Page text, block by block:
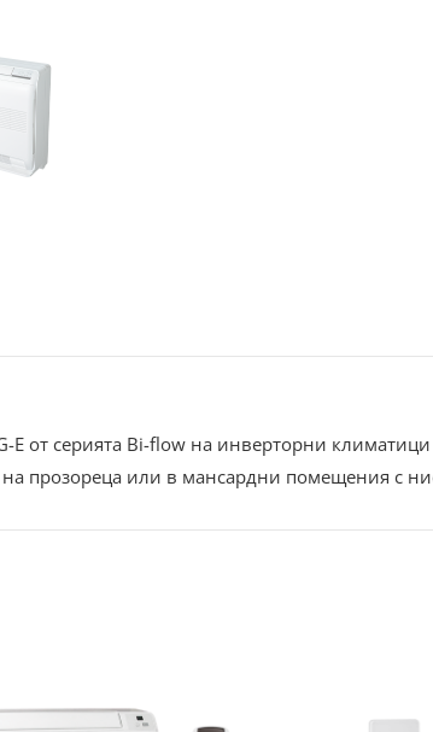
E от серията Bi-flow на инверторни
прозореца или в мансардни помещения с